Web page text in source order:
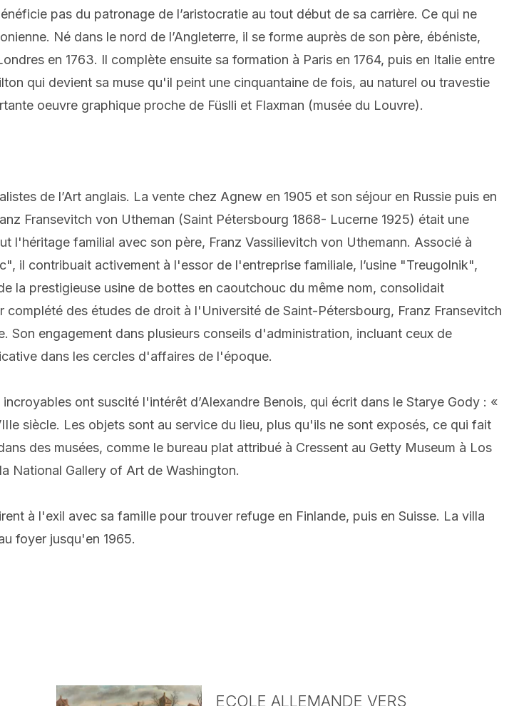
pas du patronage de l’aristocratie au tout début de sa carrière. Ce qui ne
Né dans le nord de l’Angleterre, il se forme auprès de son père, ébéniste,
en 1763. Il complète ensuite sa formation à Paris en 1764, puis en Italie entre
qui devient sa muse qu'il peint une cinquantaine de fois, au naturel ou travestie
oeuvre graphique proche de Füslli et Flaxman (musée du Louvre).
de l’Art anglais. La vente chez Agnew en 1905 et son séjour en Russie puis en
Fransevitch von Utheman (Saint Pétersbourg 1868- Lucerne 1925) était une
familial avec son père, Franz Vassilievitch von Uthemann. Associé à
il contribuait activement à l'essor de l'entreprise familiale, l’usine "Treugolnik",
la prestigieuse usine de bottes en caoutchouc du même nom, consolidait
des études de droit à l'Université de Saint-Pétersbourg, Franz Fransevitch
engagement dans plusieurs conseils d'administration, incluant ceux de
dans les cercles d'affaires de l'époque.
ont suscité l'intérêt d’Alexandre Benois, qui écrit dans le Starye Gody : «
siècle. Les objets sont au service du lieu, plus qu'ils ne sont exposés, ce qui fait
des musées, comme le bureau plat attribué à Cressent au Getty Museum à Los
National Gallery of Art de Washington.
à l'exil avec sa famille pour trouver refuge en Finlande, puis en Suisse. La villa
foyer jusqu'en 1965.
ECOLE ALLEMANDE VERS